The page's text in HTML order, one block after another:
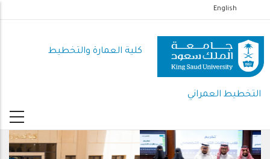
إلى
المحتوى
الرئيسي
English
كلية العمارة والتخطيط
التخطيط العمراني